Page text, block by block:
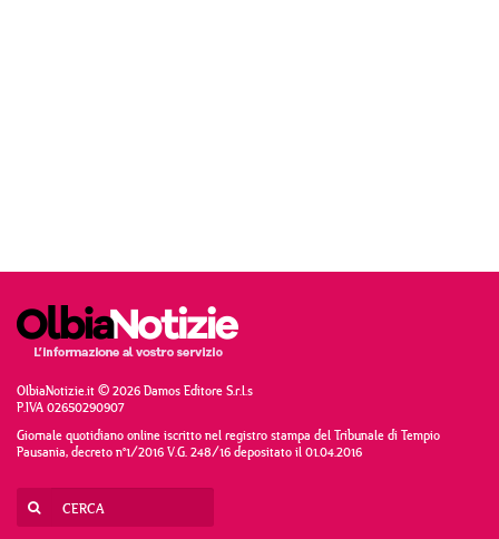
OlbiaNotizie.it © 2026 Damos Editore S.r.l.s
P.IVA 02650290907
Giornale quotidiano online iscritto nel registro stampa del Tribunale di Tempio
Pausania, decreto n°1/2016 V.G. 248/16 depositato il 01.04.2016